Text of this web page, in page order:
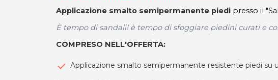
Applicazione smalto semipermanente piedi presso il
È tempo di sandali! è tempo di sfoggiare piedini curati e
COMPRESO NELL'OFFERTA:
Applicazione smalto semipermanente resistente piedi su